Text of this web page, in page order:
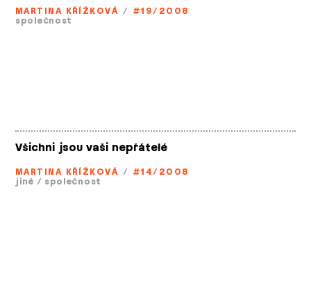
MARTINA KŘÍŽKOVÁ / #19/2008
společnost
Všichni jsou vaši nepřátelé
MARTINA KŘÍŽKOVÁ / #14/2008
jiné / společnost